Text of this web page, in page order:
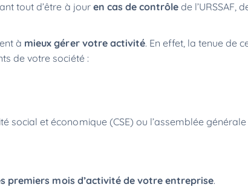
tout d’être à jour en cas de contrôle de l’URSSAF,
à mieux gérer votre activité. En effet, la tenue de
de votre société :
social et économique (CSE) ou l’assemblée générale
premiers mois d’activité de votre entreprise.